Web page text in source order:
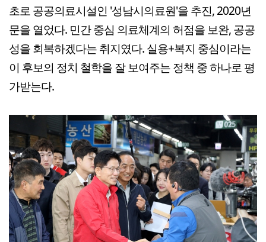
초로 공공의료시설인 '성남시의료원'을 추진, 2020년
문을 열었다. 민간 중심 의료체계의 허점을 보완, 공공
성을 회복하겠다는 취지였다. 실용+복지 중심이라는
이 후보의 정치 철학을 잘 보여주는 정책 중 하나로 평
가받는다.